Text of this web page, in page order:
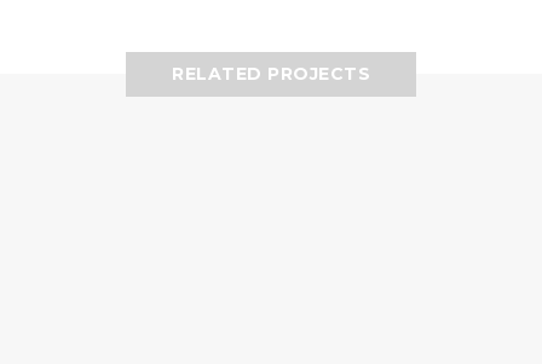
RELATED PROJECTS